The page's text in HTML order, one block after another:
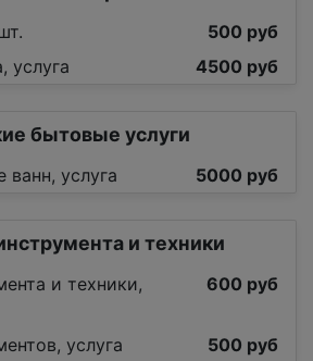
500 руб
услуга
4500 руб
бытовые услуги
ванн, услуга 5000 руб
и техники
и техники,
600 руб
услуга 500 руб